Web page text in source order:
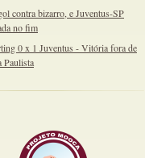
contra bizarro, e Juventus-SP
no fim
0 x 1 Juventus - Vitória fora de
Paulista